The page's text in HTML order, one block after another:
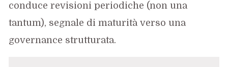
conduce revisioni periodiche (non una
tantum), segnale di maturità verso una
governance strutturata.